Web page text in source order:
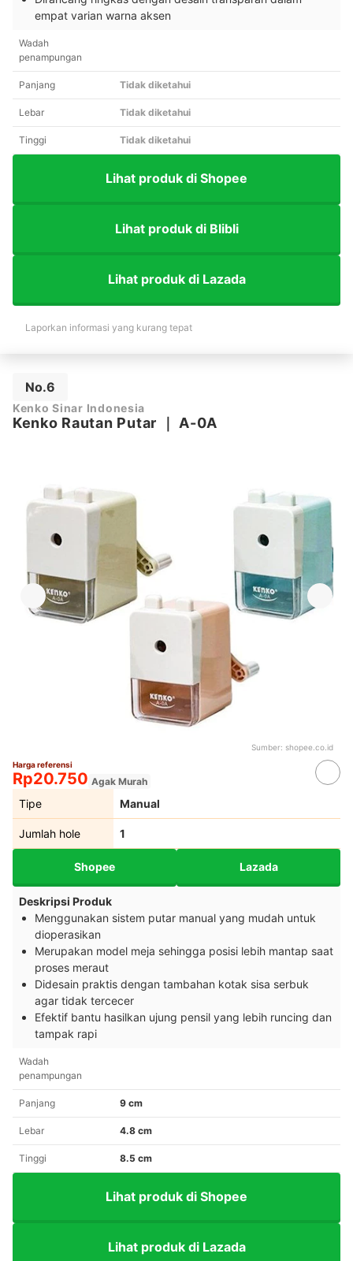
empat varian warna aksen
Wadah
penampungan
Panjang Tidak diketahui
Lebar Tidak diketahui
Tinggi Tidak diketahui
Lihat produk di Shopee
Lihat produk di Blibli
Lihat produk di Lazada
Laporkan informasi yang kurang tepat
No.6
Kenko Sinar Indonesia
Kenko Rautan Putar A-0A
Sumber: shopee.co.id
Harga referensi
Rp20.750 Agak Murah
Tipe Manual
Jumlah hole 1
Shopee Lazada
Deskripsi Produk
Menggunakan sistem putar manual yang mudah untuk
dioperasikan
Merupakan model meja sehingga posisi lebih mantap saat
proses meraut
Didesain praktis dengan tambahan kotak sisa serbuk
agar tidak tercecer
Efektif bantu hasilkan ujung pensil yang lebih runcing dan
tampak rapi
Wadah
penampungan
Panjang 9 cm
Lebar 4.8 cm
Tinggi 8.5 cm
Lihat produk di Shopee
Lihat produk di Lazada